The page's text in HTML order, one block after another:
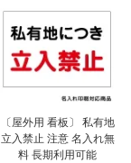
〔屋外用 看板〕 私有地
立入禁止 注意 名入れ無
料 長期利用可能